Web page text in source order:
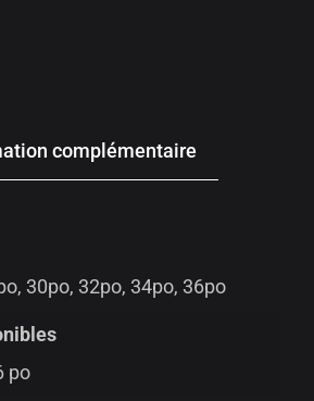
complémentaire
30po, 32po, 34po, 36po
po